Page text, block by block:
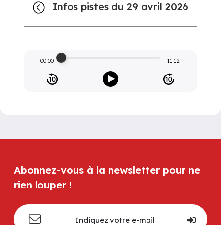
Infos pistes du 29 avril 2026
00:00 11:12
Abonnez-vous à la newsletter pour ne
rien louper !